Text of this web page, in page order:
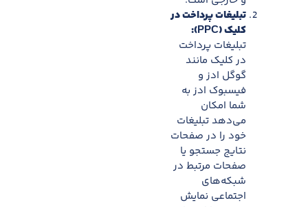
تبلیغات پرداخت در
کلیک (PPC):
تبلیغات پرداخت
در کلیک مانند
گوگل ادز و
فیسبوک ادز به
شما امکان
می‌دهد تبلیغات
خود را در صفحات
نتایج جستجو یا
صفحات مرتبط در
شبکه‌های
اجتماعی نمایش